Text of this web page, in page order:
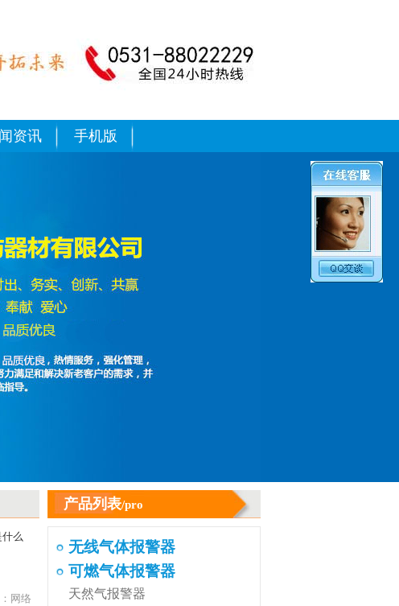
什么
资讯 手机版
么
网络
产品列表/pro
无线气体报警器
可燃气体报警器
天然气报警器